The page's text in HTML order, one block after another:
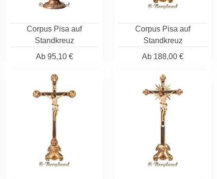
Corpus Pisa auf
Standkreuz
Ab95,10 €
Corpus Pisa auf
Standkreuz
Ab 188,00 €